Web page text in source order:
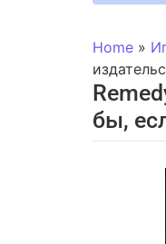
Home »
бы,